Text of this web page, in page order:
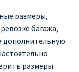
размеры,
багажа,
дополнительную
размеры